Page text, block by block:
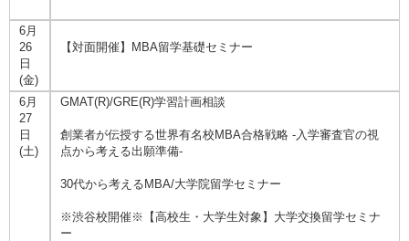
6月
26
日
(金)
【対面開催】MBA留学基礎セミナー
6月
27
日
(土)
GMAT(R)/GRE(R)学習計画相談
創業者が伝授する世界有名校MBA合格戦略 -入学審査官の視
点から考える出願準備-
30代から考えるMBA/大学院留学セミナー
※渋谷校開催※【高校生・大学生対象】大学交換留学セミナ
ー